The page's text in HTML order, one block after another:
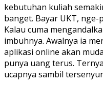
kebutuhan kuliah
banget. Bayar UKT,
Kalau cuma
imbuhnya. Awalnya ia
aplikasi online akan
punya uang terus.
ucapnya sambil